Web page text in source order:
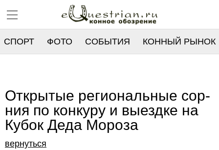
СПОРТ ФОТО СОБЫТИЯ КОННЫЙ РЫНОК
Открытые региональные сор-
ния по конкуру и выездке на
Кубок Деда Мороза
вернуться